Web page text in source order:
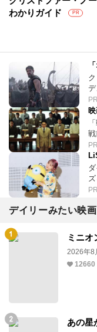
わかりガイド
PR
PR
PR
PR
デイリーみたい映
ミニオ
2026年8
12660
あの星